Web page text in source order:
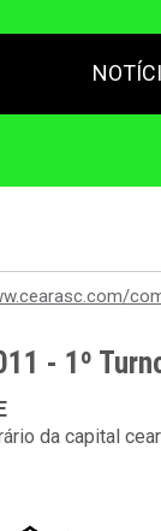
- 1º
da capital